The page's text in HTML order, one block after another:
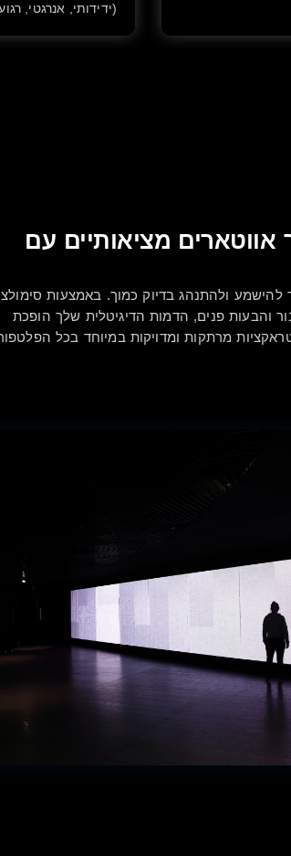
(ידידותי, אנרגטי,
מציאותיים עם
ולהתנהג בדיוק כמוך. באמצעות
והבעות פנים, הדמות הדיגיטלית שלך הופכת
מרתקות ומדויקות במיוחד בכל